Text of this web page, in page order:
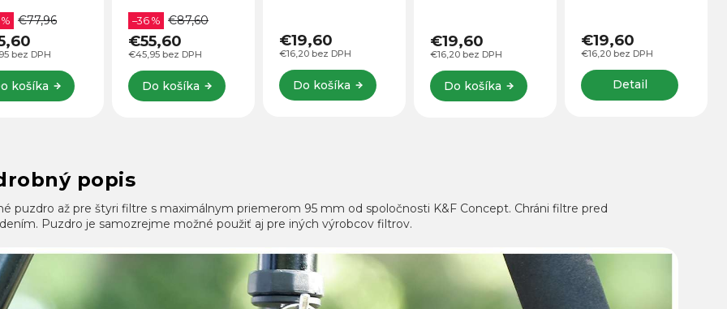
bez DPH
€87,60
košíka
a odolný
a
€16,20 bez DPH
€19,60
Do košíka
€16,20 bez DPH
€19,60
Do košíka
€16,20 bez DPH
€19,60
Detail
€18,15 bez DPH
€21,96
Detail
popis
puzdro až pre štyri filtre s maximálnym priemerom 95 mm od spoločnosti K&F Concept. Chráni filtre pred
Puzdro je samozrejme možné použiť aj pre iných výrobcov filtrov.